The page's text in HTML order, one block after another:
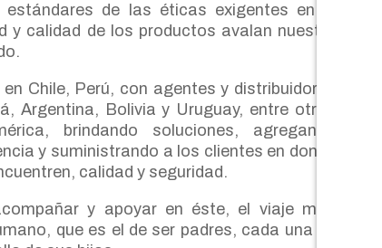
de las éticas exigentes en el
y calidad de los productos avalan nuestro
Chile, Perú, con agentes y distribuidores
Argentina, Bolivia y Uruguay, entre otros
brindando soluciones, agregando
y suministrando a los clientes en donde
calidad y seguridad.
y apoyar en éste, el viaje más
que es el de ser padres, cada una de